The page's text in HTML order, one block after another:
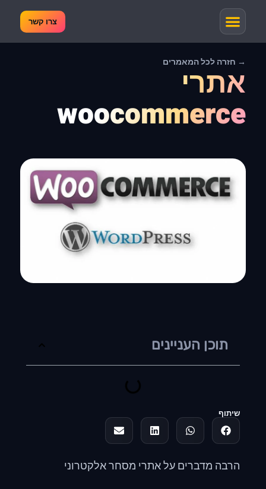
צרו קשר
→ חזרה לכל המאמרים
אתרי
woocommerce
תוכן העניינים
שיתוף
הרבה מדברים על אתרי מסחר אלקטרוני